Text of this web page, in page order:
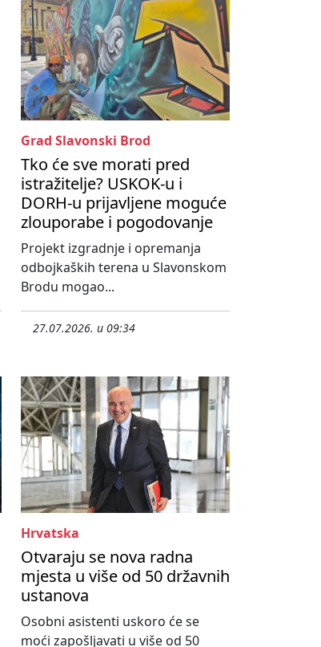
Grad Slavonski Brod
Tko će sve morati pred
istražitelje? USKOK-u i
DORH-u prijavljene moguće
zlouporabe i pogodovanje
Projekt izgradnje i opremanja
odbojkaških terena u Slavonskom
Brodu mogao...
27.07.2026. u 09:34
Hrvatska
Otvaraju se nova radna
mjesta u više od 50 državnih
ustanova
Osobni asistenti uskoro će se
moći zapošljavati u više od 50